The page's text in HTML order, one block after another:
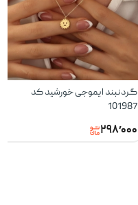
گردنبند ایموجی خورشید کد
101987
۲۹۸٬۰۰۰